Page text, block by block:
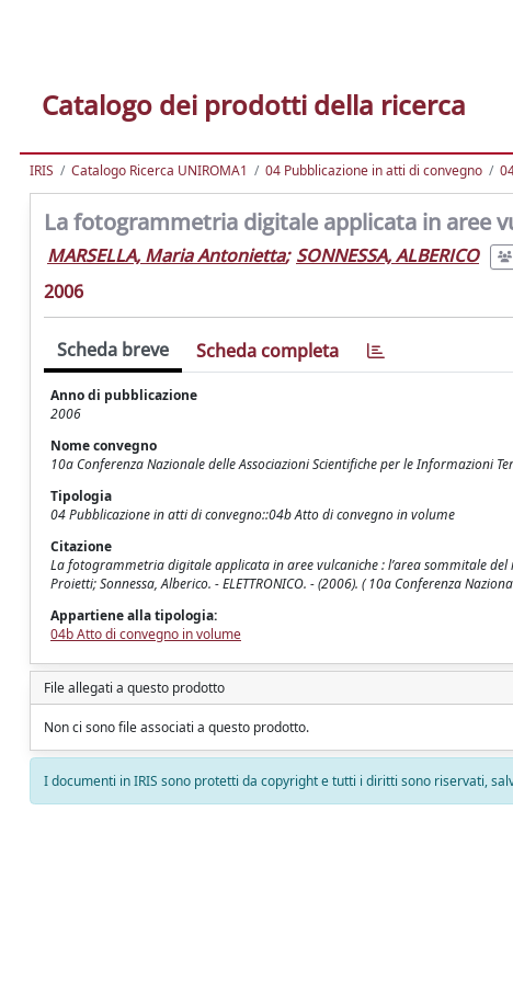
Catalogo dei prodotti della ricerca
IRIS Catalogo Ricerca UNIROMA1 04 Pubblicazione in atti di convegno
La fotogrammetria digitale applicata in aree
MARSELLA, Maria Antonietta; SONNESSA, ALBERICO
2006
Scheda breve Scheda completa
Anno di pubblicazione
2006
Nome convegno
10a Conferenza Nazionale delle Associazioni Scientifiche per le Informazioni
Tipologia
04 Pubblicazione in atti di convegno::04b Atto di convegno in volume
Citazione
La fotogrammetria digitale applicata in aree vulcaniche : l’area sommitale del
Proietti; Sonnessa, Alberico. - ELETTRONICO. - (2006). ( 10a Conferenza
Appartiene alla tipologia:
04b Atto di convegno in volume
File allegati a questo prodotto
Non ci sono file associati a questo prodotto.
I documenti in IRIS sono protetti da copyright e tutti i diritti sono riservati,